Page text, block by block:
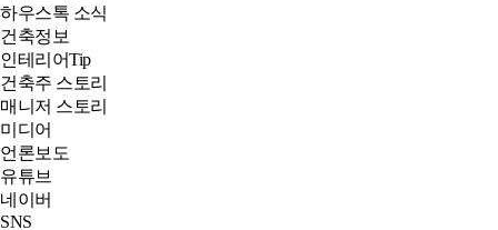
하우스톡 소식
건축정보
인테리어Tip
건축주 스토리
매니저 스토리
미디어
언론보도
유튜브
네이버
SNS